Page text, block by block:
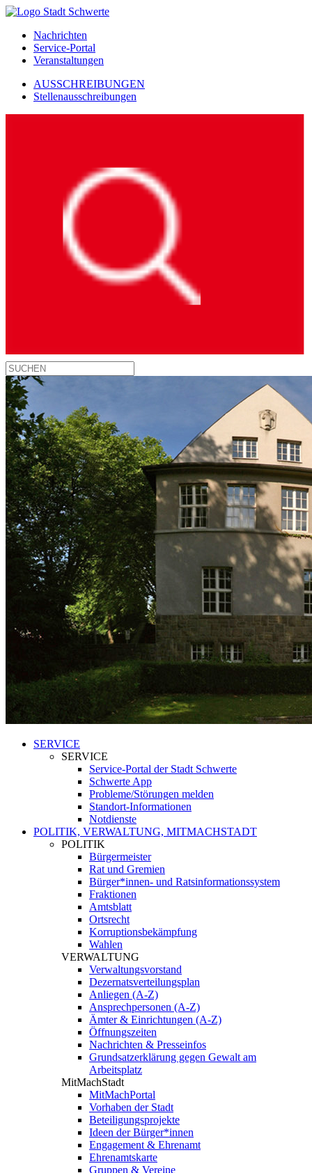
Nachrichten
Service-Portal
Veranstaltungen
AUSSCHREIBUNGEN
Stellenausschreibungen
SERVICE
SERVICE
Service-Portal der Stadt Schwerte
Schwerte App
Probleme/Störungen melden
Standort-Informationen
Notdienste
POLITIK, VERWALTUNG, MITMACHSTADT
POLITIK
Bürgermeister
Rat und Gremien
Bürger*innen- und Ratsinformationssystem
Fraktionen
Amtsblatt
Ortsrecht
Korruptionsbekämpfung
Wahlen
VERWALTUNG
Verwaltungsvorstand
Dezernatsverteilungsplan
Anliegen (A-Z)
Ansprechpersonen (A-Z)
Ämter & Einrichtungen (A-Z)
Öffnungszeiten
Nachrichten & Presseinfos
Grundsatzerklärung gegen Gewalt am
Arbeitsplatz
MitMachStadt
MitMachPortal
Vorhaben der Stadt
Beteiligungsprojekte
Ideen der Bürger*innen
Engagement & Ehrenamt
Ehrenamtskarte
Gruppen & Vereine